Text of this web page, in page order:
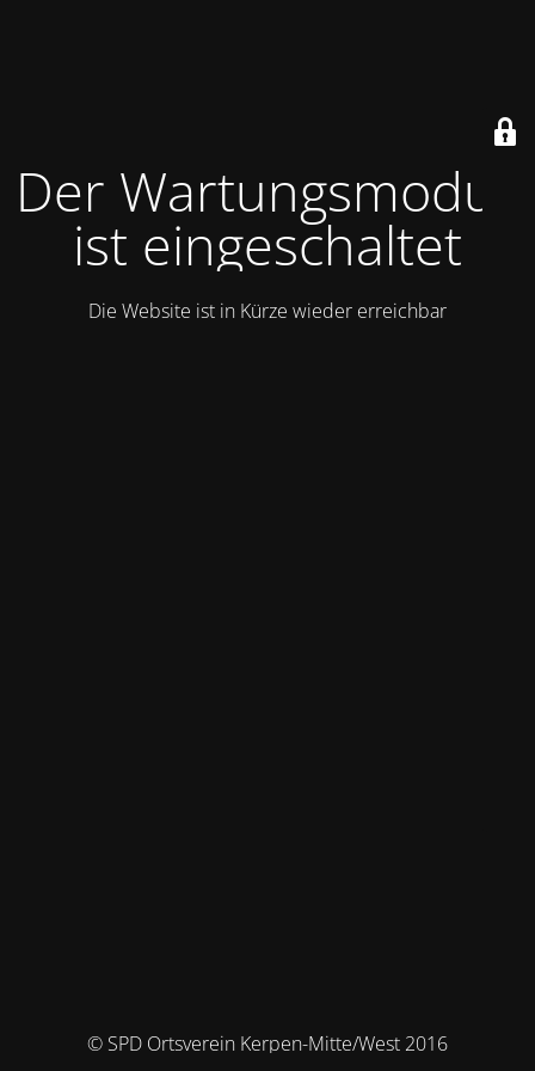
Der Wartungsmodus
ist eingeschaltet
Die Website ist in Kürze wieder erreichbar
© SPD Ortsverein Kerpen-Mitte/West 2016